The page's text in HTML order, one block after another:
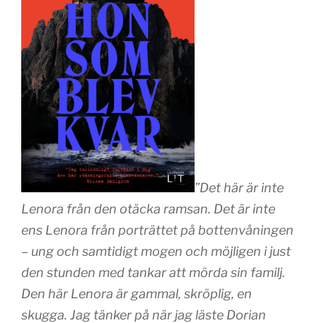
”Det här är inte
Lenora från den otäcka ramsan. Det är inte
ens Lenora från porträttet på bottenvåningen
– ung och samtidigt mogen och möjligen i just
den stunden med tankar att mörda sin familj.
Den här Lenora är gammal, skröplig, en
skugga. Jag tänker på när jag läste Dorian